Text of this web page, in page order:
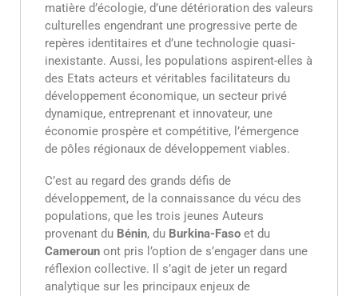
matière d’écologie, d’une détérioration des valeurs
culturelles engendrant une progressive perte de
repères identitaires et d’une technologie quasi-
inexistante. Aussi, les populations aspirent-elles à
des Etats acteurs et véritables facilitateurs du
développement économique, un secteur privé
dynamique, entreprenant et innovateur, une
économie prospère et compétitive, l’émergence
de pôles régionaux de développement viables.
C’est au regard des grands défis de
développement, de la connaissance du vécu des
populations, que les trois jeunes Auteurs
provenant du Bénin, du Burkina-Faso et du
Cameroun ont pris l’option de s’engager dans une
réflexion collective. Il s’agit de jeter un regard
analytique sur les principaux enjeux de